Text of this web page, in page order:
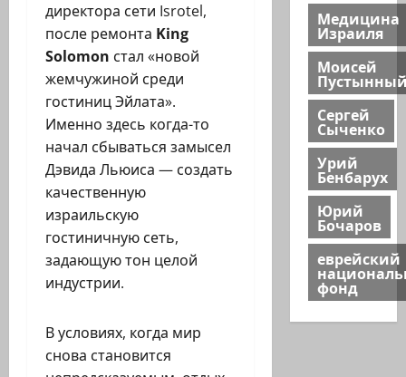
директора сети Isrotel,
после ремонта King
Solomon стал «новой
жемчужиной среди
гостиниц Эйлата».
Именно здесь когда-то
начал сбываться замысел
Дэвида Льюиса — создать
качественную
израильскую
гостиничную сеть,
задающую тон целой
индустрии.
В условиях, когда мир
снова становится
Медицина
Израиля
Моисей
Сергей
Сыченко
Урий
Бенбарух
Юрий
Бочаров
еврейский
фонд